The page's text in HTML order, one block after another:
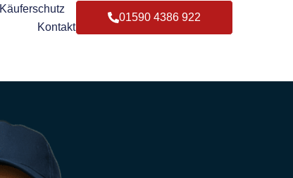
Käuferschutz
Kontakt
01590 4386 922